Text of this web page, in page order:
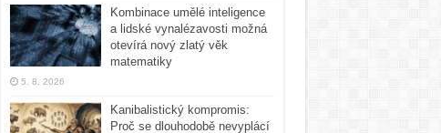
Kombinace umělé inteligence
a lidské vynalézavosti možná
otevírá nový zlatý věk
matematiky
5. 8. 2026
Kanibalistický kompromis:
Proč se dlouhodobě nevyplácí